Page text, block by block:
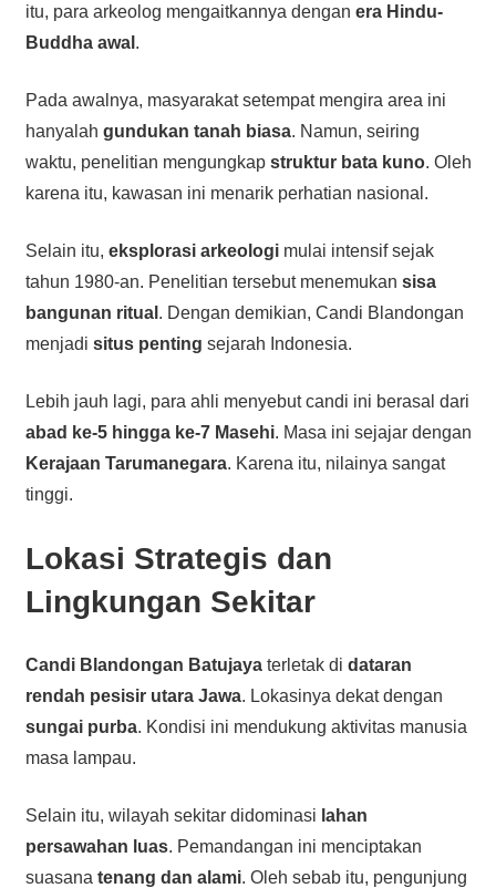
itu, para arkeolog mengaitkannya dengan era Hindu-
Buddha awal .
Pada awalnya, masyarakat setempat mengira area ini
hanyalah gundukan tanah biasa. Namun, seiring
waktu, penelitian mengungkap struktur bata kuno. Oleh
karena itu, kawasan ini menarik perhatian nasional.
Selain itu, eksplorasi arkeologimulai intensif sejak
tahun 1980-an. Penelitian tersebut menemukan sisa
bangunan ritual . Dengan demikian, Candi Blandongan
menjadi situs penting sejarah Indonesia.
Lebih jauh lagi, para ahli menyebut candi ini berasal dari
abad ke-5 hingga ke-7 Masehi. Masa ini sejajar dengan
Kerajaan Tarumanegara. Karena itu, nilainya sangat
tinggi.
Lokasi Strategis dan
Lingkungan Sekitar
Candi Blandongan Batujayaterletak di dataran
rendah pesisir utara Jawa. Lokasinya dekat dengan
sungai purba. Kondisi ini mendukung aktivitas manusia
masa lampau.
Selain itu, wilayah sekitar didominasi lahan
persawahan luas. Pemandangan ini menciptakan
suasana tenang dan alami. Oleh sebab itu, pengunjung